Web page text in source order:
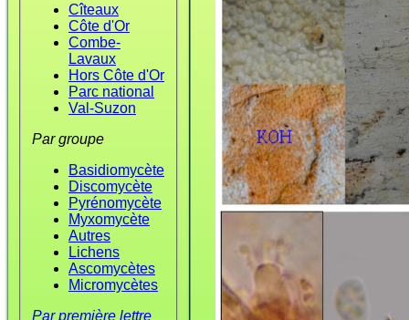
Cîteaux
Côte d'Or
Combe-
Lavaux
Hors Côte d'Or
Parc national
Val-Suzon
Par groupe
Basidiomycète
Discomycète
Pyrénomycète
Myxomycète
Autres
Lichens
Ascomycètes
Micromycètes
Par première lettre